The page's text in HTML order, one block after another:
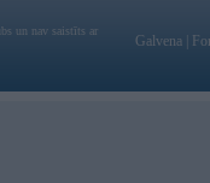
un nav saistīts ar
Galvena